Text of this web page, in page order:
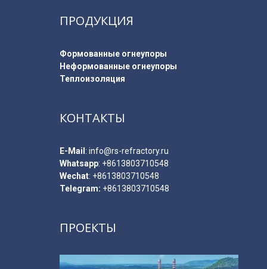
ПРОДУКЦИЯ
Формованные огнеупоры
Неформованные огнеупоры
Теплоизоляция
КОНТАКТЫ
E-Мail : info@rs-refractory.ru
Whatsapp: +8613803710548
Wechat: +8613803710548
Telegram: +8613803710548
ПРОЕКТЫ